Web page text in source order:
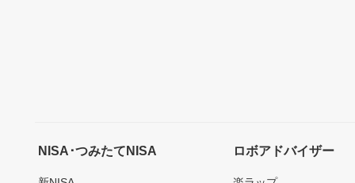
NISA･つみたてNISA ロボアドバイザー